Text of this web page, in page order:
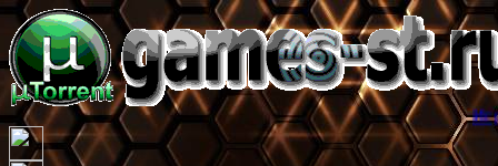
Игровой